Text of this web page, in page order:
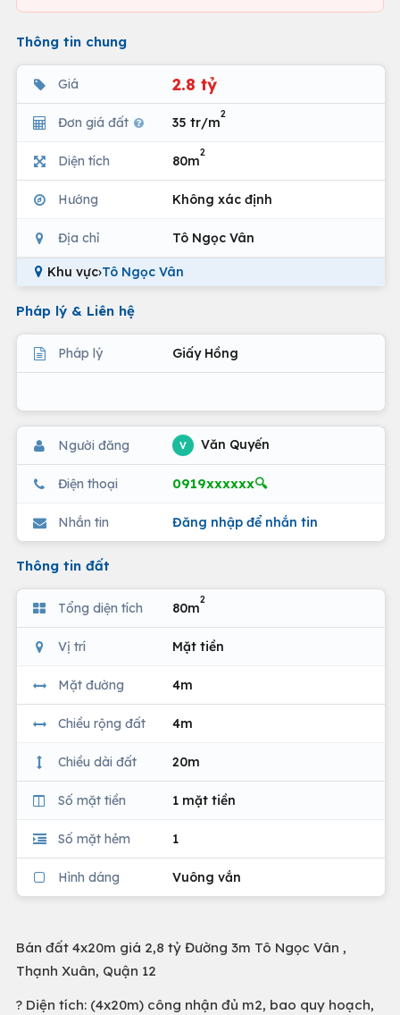
Thông tin chung
Giá 2.8 tỷ
Đơn giá đất 35 tr/m
2
Diện tích 80m
2
Hướng Không xác định
Địa chỉ Tô Ngọc Vân
Khu vực›Tô Ngọc Vân
Pháp lý & Liên hệ
Pháp lý Giấy Hồng
Người đăng V Văn Quyến
Điện thoại 0919xxxxxx🔍
Nhắn tin Đăng nhập để nhắn tin
Thông tin đất
Tổng diện tích 80m
2
Vị trí Mặt tiền
Mặt đường 4m
Chiều rộng đất 4m
Chiều dài đất 20m
Số mặt tiền 1 mặt tiền
Số mặt hẻm 1
Hình dáng Vuông vắn
Bán đất 4x20m giá 2,8 tỷ Đường 3m Tô Ngọc Vân ,
Thạnh Xuân, Quận 12
? Diện tích: (4x20m) công nhận đủ m2, bao quy hoạch,